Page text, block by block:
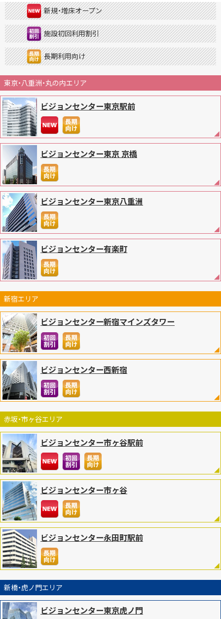
新規・増床オープン
施設初回利用割引
長期利用向け
東京・八重洲・丸の内エリア
ビジョンセンター東京駅前
ビジョンセンター東京 京橋
ビジョンセンター東京八重洲
ビジョンセンター有楽町
新宿エリア
ビジョンセンター新宿マインズタワー
ビジョンセンター西新宿
赤坂・市ヶ谷エリア
ビジョンセンター市ヶ谷駅前
ビジョンセンター市ヶ谷
ビジョンセンター永田町駅前
新橋・虎ノ門エリア
ビジョンセンター東京虎ノ門